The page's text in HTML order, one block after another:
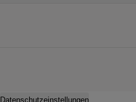
Datenschutzeinstellungen